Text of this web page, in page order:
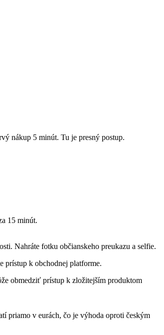
nákup 5 minút. Tu je presný postup.
15 minút.
Nahráte fotku občianskeho preukazu a selfie.
prístup k obchodnej platforme.
obmedziť prístup k zložitejším produktom
priamo v eurách, čo je výhoda oproti českým